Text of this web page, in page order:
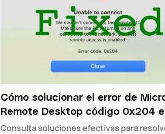
Cómo solucionar el error de
Remote Desktop código 0x204
Consulta soluciones efectivas para